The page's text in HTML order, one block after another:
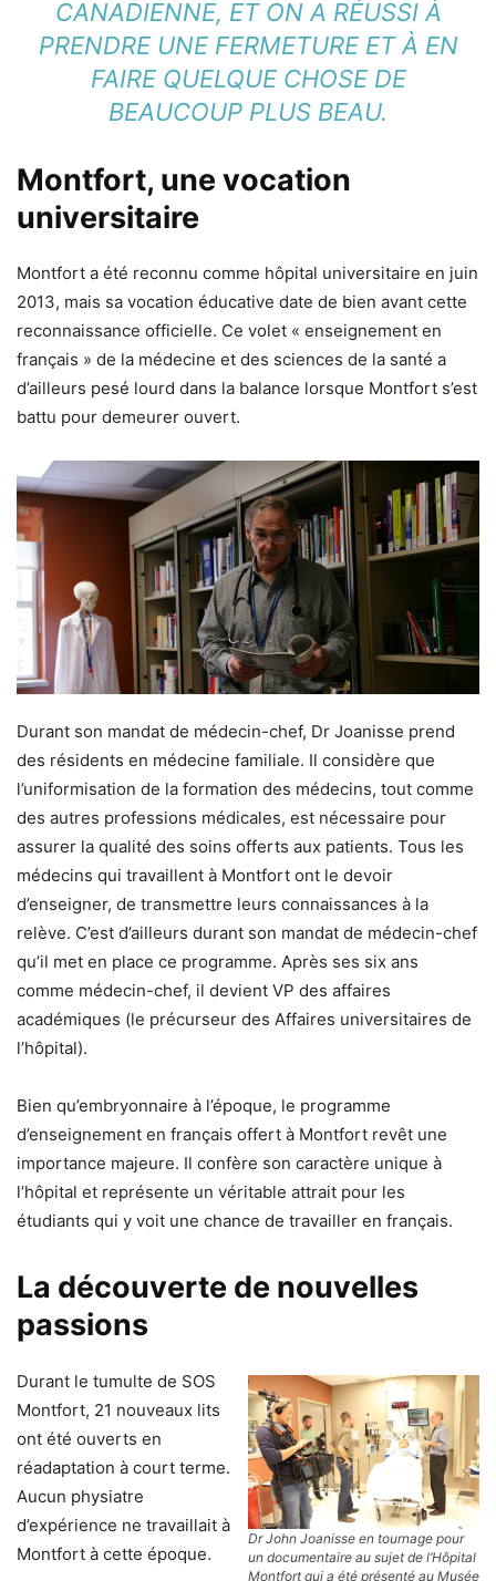
CANADIENNE, ET ON A RÉUSSI À
PRENDRE UNE FERMETURE ET À EN
FAIRE QUELQUE CHOSE DE
BEAUCOUP PLUS BEAU.
Montfort, une vocation
universitaire
Montfort a été reconnu comme hôpital universitaire en juin
2013, mais sa vocation éducative date de bien avant cette
reconnaissance officielle. Ce volet « enseignement en
français » de la médecine et des sciences de la santé a
d’ailleurs pesé lourd dans la balance lorsque Montfort s’est
battu pour demeurer ouvert.
Durant son mandat de médecin-chef, Dr Joanisse prend
des résidents en médecine familiale. Il considère que
l’uniformisation de la formation des médecins, tout comme
des autres professions médicales, est nécessaire pour
assurer la qualité des soins offerts aux patients. Tous les
médecins qui travaillent à Montfort ont le devoir
d’enseigner, de transmettre leurs connaissances à la
relève. C’est d’ailleurs durant son mandat de médecin-chef
qu’il met en place ce programme. Après ses six ans
comme médecin-chef, il devient VP des affaires
académiques (le précurseur des Affaires universitaires de
l’hôpital).
Bien qu’embryonnaire à l’époque, le programme
d’enseignement en français offert à Montfort revêt une
importance majeure. Il confère son caractère unique à
l’hôpital et représente un véritable attrait pour les
étudiants qui y voit une chance de travailler en français.
La découverte de nouvelles
passions
Dr John Joanisse en tournage pour
un documentaire au sujet de l’Hôpital
Montfort qui a été présenté au Musée
Durant le tumulte de SOS
Montfort, 21 nouveaux lits
ont été ouverts en
réadaptation à court terme.
Aucun physiatre
d’expérience ne travaillait à
Montfort à cette époque.